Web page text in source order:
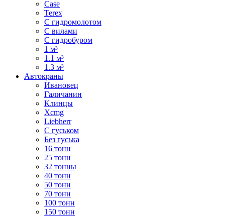
Case
Terex
С гидромолотом
С вилами
С гидробуром
1 м³
1.1 м³
1.3 м³
Автокраны
Ивановец
Галичанин
Клинцы
Xcmg
Liebherr
С гуськом
Без гуська
16 тонн
25 тонн
32 тонны
40 тонн
50 тонн
70 тонн
100 тонн
150 тонн